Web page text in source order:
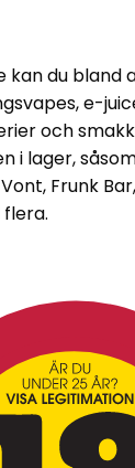
kan du bland
e-
och
i lager, såsom
Frunk